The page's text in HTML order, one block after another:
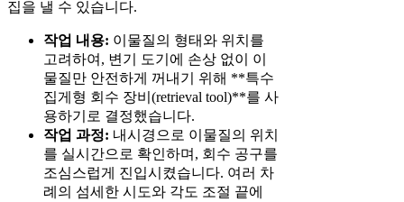
집을 낼 수 있습니다.
작업 내용: 이물질의 형태와 위치를
고려하여, 변기 도기에 손상 없이 이
물질만 안전하게 꺼내기 위해 **특수
집게형 회수 장비(retrieval tool)**를 사
용하기로 결정했습니다.
작업 과정: 내시경으로 이물질의 위치
를 실시간으로 확인하며, 회수 공구를
조심스럽게 진입시켰습니다. 여러 차
례의 섬세한 시도와 각도 조절 끝에